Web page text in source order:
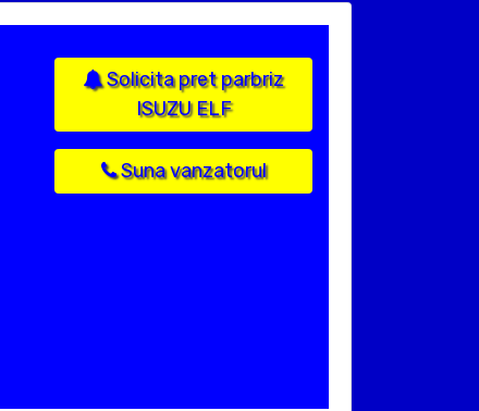
Solicita pret parbriz
ISUZU ELF
Suna vanzatorul